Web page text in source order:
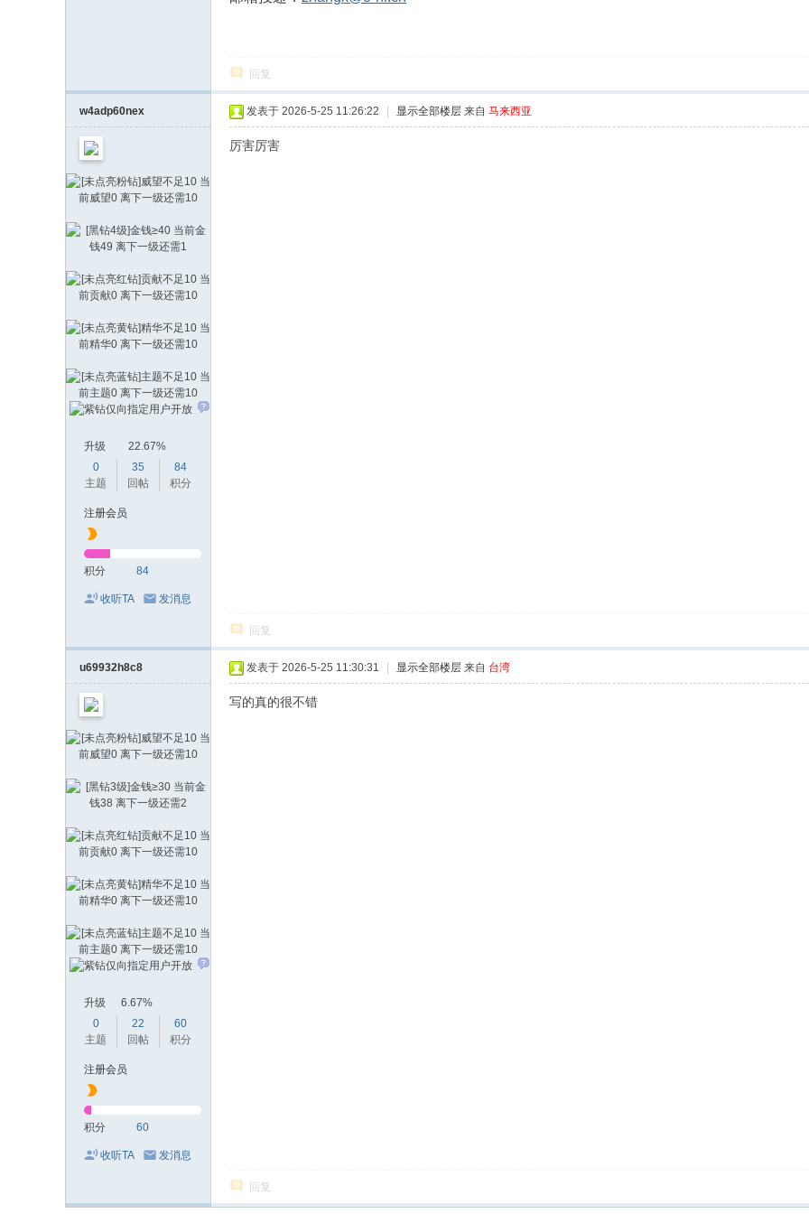
回复
w4adp60nex
升级
22.67%
0
主题
35
回帖
84
积分
注册会员
积分 84
收听TA 发消息
发表于 2026-5-25 11:26:22 显示全部楼层 来自 马来西亚
厉害厉害
回复
u69932h8c8
升级
6.67%
0
主题
22
回帖
60
积分
注册会员
积分 60
收听TA 发消息
发表于 2026-5-25 11:30:31 显示全部楼层 来自 台湾
写的真的很不错
回复